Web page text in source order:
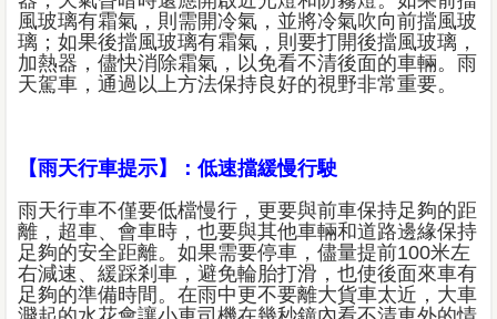
風玻璃有霜氣，則需開冷氣，並將冷氣吹向前擋風玻
璃；如果後擋風玻璃有霜氣，則要打開後擋風玻璃，
加熱器，儘快消除霜氣，以免看不清後面的車輛。雨
天駕車，通過以上方法保持良好的視野非常重要。
【雨天行車提示】：低速擋緩慢行駛
雨天行車不僅要低檔慢行，更要與前車保持足夠的距
離，超車、會車時，也要與其他車輛和道路邊緣保持
足夠的安全距離。如果需要停車，儘量提前100米左
右減速、緩踩剎車，避免輪胎打滑，也使後面來車有
足夠的準備時間。在雨中更不要離大貨車太近，大車